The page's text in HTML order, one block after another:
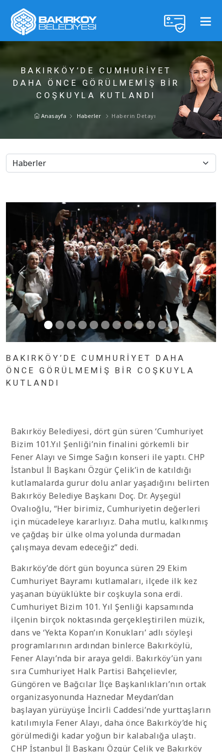
BAKIRKÖY’DE CUMHURİYET
DAHA ÖNCE GÖRÜLMEMİŞ BİR
COŞKUYLA KUTLANDI
Anasayfa Haberler Haberin Detayı
BAKIRKÖY’DE CUMHURİYET DAHA
ÖNCE GÖRÜLMEMİŞ BİR COŞKUYLA
KUTLANDI
Bakırköy Belediyesi, dört gün süren ‘Cumhuriyet
Bizim 101.Yıl Şenliği’nin finalini görkemli bir
Fener Alayı ve Simge Sağın konseri ile yaptı. CHP
İstanbul İl Başkanı Özgür Çelik’in de katıldığı
kutlamalarda gurur dolu anlar yaşadığını belirten
Bakırköy Belediye Başkanı Doç. Dr. Ayşegül
Ovalıoğlu, “Her birimiz, Cumhuriyetin değerleri
için mücadeleye kararlıyız. Daha mutlu, kalkınmış
ve çağdaş bir ülke olma yolunda durmadan
çalışmaya devam edeceğiz” dedi.
Bakırköy’de dört gün boyunca süren 29 Ekim
Cumhuriyet Bayramı kutlamaları, ilçede ilk kez
yaşanan büyüklükte bir coşkuyla sona erdi.
Cumhuriyet Bizim 101. Yıl Şenliği kapsamında
ilçenin birçok noktasında gerçekleştirilen müzik,
dans ve ‘Yekta Kopan’ın Konukları’ adlı söyleşi
programlarının ardından binlerce Bakırköylü,
Fener Alayı’nda bir araya geldi. Bakırköy’ün yanı
sıra Cumhuriyet Halk Partisi Bahçelievler,
Güngören ve Bağcılar İlçe Başkanlıkları’nın ortak
organizasyonunda Haznedar Meydan’dan
başlayan yürüyüşe İncirli Caddesi’nde yurttaşların
katılımıyla Fener Alayı, daha önce Bakırköy’de hiç
görülmediği kadar yoğun bir kalabalığa ulaştı.
CHP İstanbul İl Başkanı Özgür Çelik ve Bakırköy